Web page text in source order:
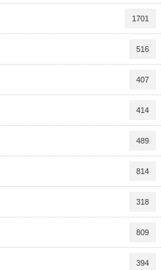
1701
516
407
414
489
814
318
809
394